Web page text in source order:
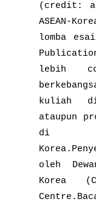
(credit:
ASEAN-
lomba
lebih
kuliah
ataupun
di
oleh
Korea